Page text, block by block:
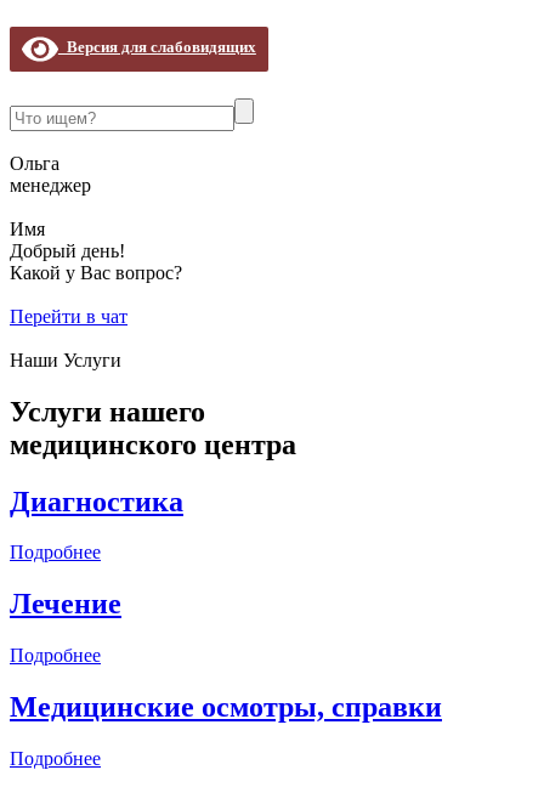
Версия для слабовидящих
Ольга
менеджер
Имя
Добрый день!
Какой у Вас вопрос?
Перейти в чат
Наши Услуги
Услуги нашего
медицинского центра
Диагностика
Подробнее
Лечение
Подробнее
Медицинские осмотры, справки
Подробнее